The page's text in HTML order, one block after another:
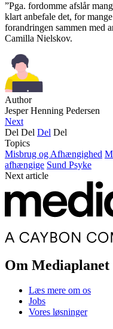
”Pga. fordomme afslår
klart anbefale det, for
forandringen sammen med
Camilla Nielskov.
Author
Jesper Henning Pedersen
Next
Del Del Del Del
Topics
Misbrug og Afhængighed
afhængige Sund Psyke
Next article
Om Mediaplanet
Læs mere om os
Jobs
Vores løsninger